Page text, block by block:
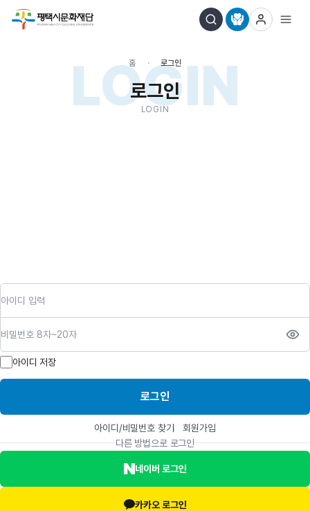
LOGIN
홈 로그인
로그인
LOGIN
아이디 저장
로그인
아이디/비밀번호 찾기
회원가입
다른 방법으로 로그인
네이버 로그인
카카오 로그인